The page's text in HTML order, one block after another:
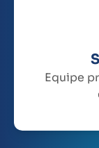
Equipe